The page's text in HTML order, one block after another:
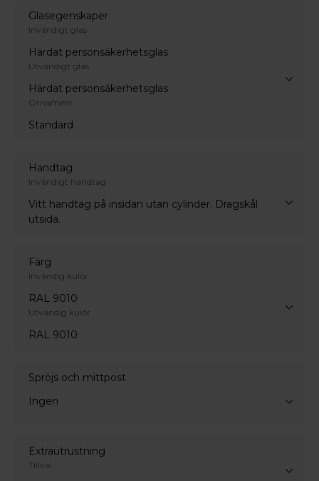
Glasegenskaper
Invändigt glas
Härdat personsäkerhetsglas
Utvändigt glas
Härdat personsäkerhetsglas
Ornament
Standard
Handtag
Invändigt handtag
Vitt handtag på insidan utan cylinder. Dragskål
utsida.
Färg
Invändig kulör
RAL 9010
Utvändig kulör
RAL 9010
Spröjs och mittpost
Ingen
Extrautrustning
Tillval